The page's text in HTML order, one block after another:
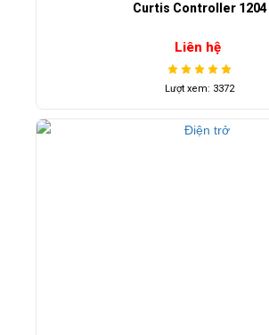
Curtis Controller 1204
Liên hệ
Lượt xem: 3372